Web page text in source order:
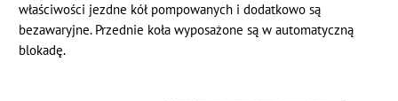
właściwości jezdne kół pompowanych i dodatkowo są
bezawaryjne. Przednie koła wyposażone są w automatyczną
blokadę.